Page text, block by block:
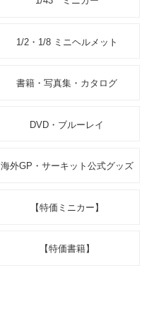
1/2・1/8 ミニヘルメット
書籍・写真集・カタログ
DVD・ブルーレイ
海外GP・サーキット公式グッズ
【特価ミニカー】
【特価書籍】